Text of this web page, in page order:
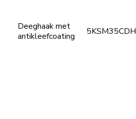
Deeghaak met
antikleefcoating
5KSM35CDH